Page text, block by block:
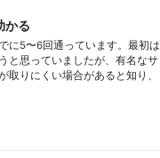
かる
に5〜6回通っています。最初は
と思っていましたが、有名なサ
取りにくい場合があると知り、